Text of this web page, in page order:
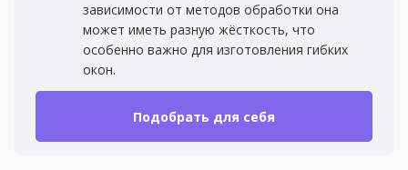
зависимости от методов обработки она
может иметь разную жёсткость, что
особенно важно для изготовления гибких
окон.
Подобрать для себя